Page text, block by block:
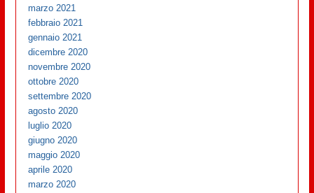
marzo 2021
febbraio 2021
gennaio 2021
dicembre 2020
novembre 2020
ottobre 2020
settembre 2020
agosto 2020
luglio 2020
giugno 2020
maggio 2020
aprile 2020
marzo 2020